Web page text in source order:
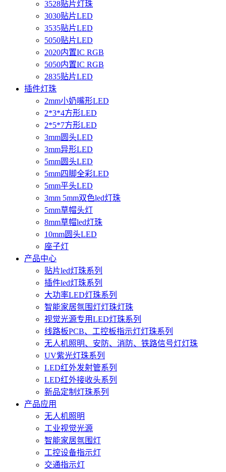
3528贴片灯珠
3030贴片LED
3535贴片LED
5050贴片LED
2020内置IC RGB
5050内置IC RGB
2835贴片LED
插件灯珠
2mm小奶嘴形LED
2*3*4方形LED
2*5*7方形LED
3mm圆头LED
3mm异形LED
5mm圆头LED
5mm四脚全彩LED
5mm平头LED
3mm 5mm双色led灯珠
5mm草帽头灯
8mm草帽led灯珠
10mm圆头LED
座子灯
产品中心
贴片led灯珠系列
插件led灯珠系列
大功率LED灯珠系列
智能家居氛围灯灯珠灯珠
视觉光源专用LED灯珠系列
线路板PCB、工控板指示灯灯珠系列
无人机照明、安防、消防、铁路信号灯灯珠
UV紫光灯珠系列
LED红外发射管系列
LED红外接收头系列
新品定制灯珠系列
产品应用
无人机照明
工业视觉光源
智能家居氛围灯
工控设备指示灯
交通指示灯